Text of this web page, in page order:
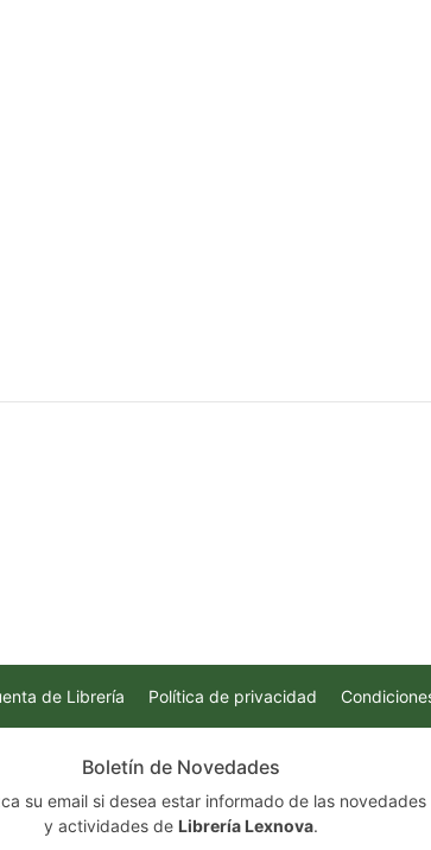
de Librería Política de privacidad
Boletín de Novedades
su email si desea estar informado de las novedades
y actividades de Librería Lexnova.